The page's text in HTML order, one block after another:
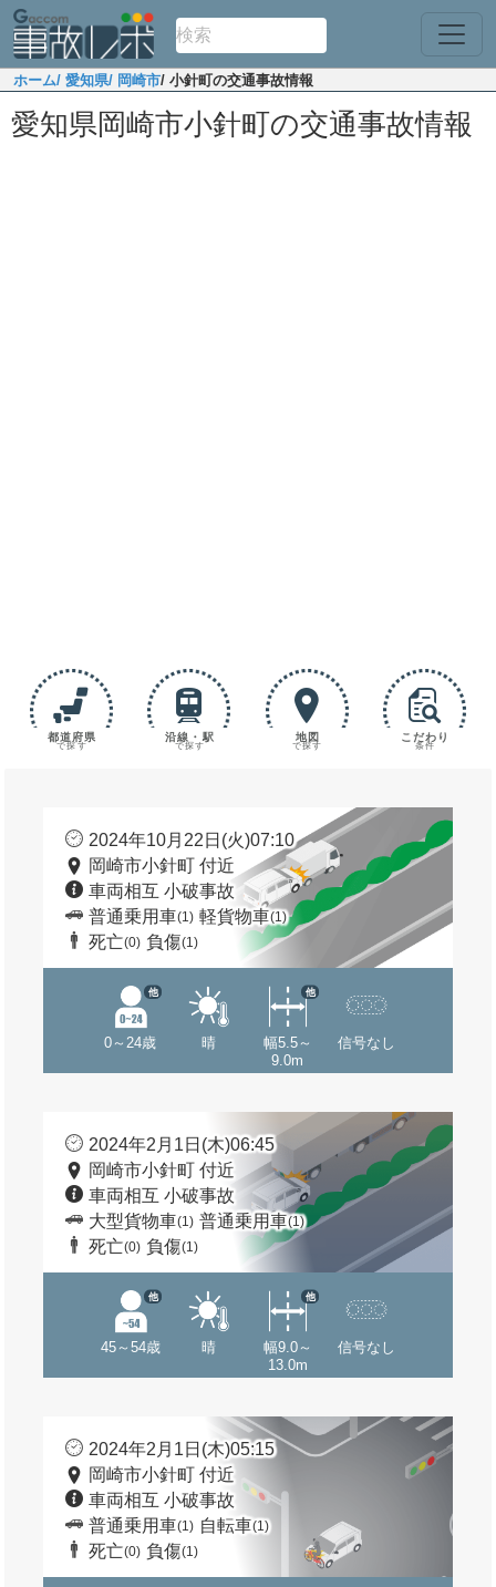
ホーム/ 愛知県/ 岡崎市/ 小針町の交通事故情報
愛知県岡崎市小針町の交通事故情報
都道府県
で探す
沿線・駅
で探す
地図
で探す
こだわり
条件
2024年10月22日(火)07:10
岡崎市小針町 付近
車両相互 小破事故
普通乗用車(1) 軽貨物車(1)
死亡(0) 負傷(1)
0～24歳
他
晴
幅5.5～
9.0m
他
信号なし
2024年2月1日(木)06:45
岡崎市小針町 付近
車両相互 小破事故
大型貨物車(1) 普通乗用車(1)
死亡(0) 負傷(1)
45～54歳
他
晴
幅9.0～
13.0m
他
信号なし
2024年2月1日(木)05:15
岡崎市小針町 付近
車両相互 小破事故
普通乗用車(1) 自転車(1)
死亡(0) 負傷(1)